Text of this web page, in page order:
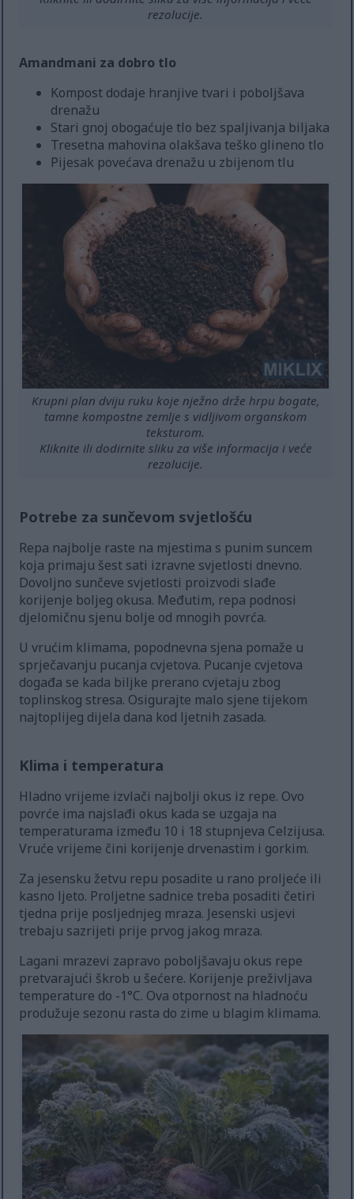
rezolucije.
Amandmani za dobro tlo
Kompost dodaje hranjive tvari i poboljšava
drenažu
Stari gnoj obogaćuje tlo bez spaljivanja biljaka
Tresetna mahovina olakšava teško glineno tlo
Pijesak povećava drenažu u zbijenom tlu
Krupni plan dviju ruku koje nježno drže hrpu bogate,
tamne kompostne zemlje s vidljivom organskom
teksturom.
Kliknite ili dodirnite sliku za više informacija i veće
rezolucije.
Potrebe za sunčevom svjetlošću
Repa najbolje raste na mjestima s punim suncem
koja primaju šest sati izravne svjetlosti dnevno.
Dovoljno sunčeve svjetlosti proizvodi slađe
korijenje boljeg okusa. Međutim, repa podnosi
djelomičnu sjenu bolje od mnogih povrća.
U vrućim klimama, popodnevna sjena pomaže u
sprječavanju pucanja cvjetova. Pucanje cvjetova
događa se kada biljke prerano cvjetaju zbog
toplinskog stresa. Osigurajte malo sjene tijekom
najtoplijeg dijela dana kod ljetnih zasada.
Klima i temperatura
Hladno vrijeme izvlači najbolji okus iz repe. Ovo
povrće ima najslađi okus kada se uzgaja na
temperaturama između 10 i 18 stupnjeva Celzijusa.
Vruće vrijeme čini korijenje drvenastim i gorkim.
Za jesensku žetvu repu posadite u rano proljeće ili
kasno ljeto. Proljetne sadnice treba posaditi četiri
tjedna prije posljednjeg mraza. Jesenski usjevi
trebaju sazrijeti prije prvog jakog mraza.
Lagani mrazevi zapravo poboljšavaju okus repe
pretvarajući škrob u šećere. Korijenje preživljava
temperature do -1°C. Ova otpornost na hladnoću
produžuje sezonu rasta do zime u blagim klimama.